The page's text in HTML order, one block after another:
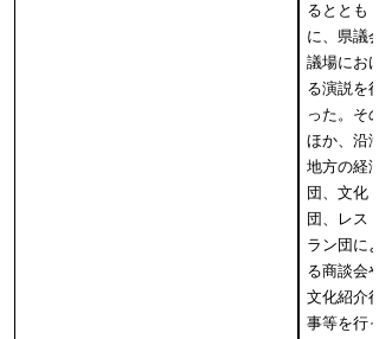
るととも
に、県議会
議場におけ
る演説を行
った。その
ほか、沿海
地方の経済
団、文化
団、レスト
ラン団によ
る商談会や
文化紹介行
事等を行っ